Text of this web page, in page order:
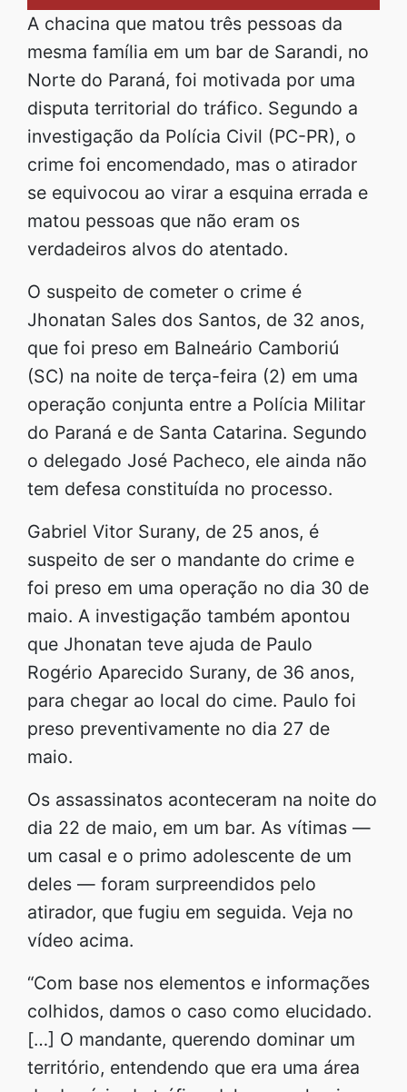
A chacina que matou três pessoas da
mesma família em um bar de Sarandi, no
Norte do Paraná, foi motivada por uma
disputa territorial do tráfico. Segundo a
investigação da Polícia Civil (PC-PR), o
crime foi encomendado, mas o atirador
se equivocou ao virar a esquina errada e
matou pessoas que não eram os
verdadeiros alvos do atentado.
O suspeito de cometer o crime é
Jhonatan Sales dos Santos, de 32 anos,
que foi preso em Balneário Camboriú
(SC) na noite de terça-feira (2) em uma
operação conjunta entre a Polícia Militar
do Paraná e de Santa Catarina. Segundo
o delegado José Pacheco, ele ainda não
tem defesa constituída no processo.
Gabriel Vitor Surany, de 25 anos, é
suspeito de ser o mandante do crime e
foi preso em uma operação no dia 30 de
maio. A investigação também apontou
que Jhonatan teve ajuda de Paulo
Rogério Aparecido Surany, de 36 anos,
para chegar ao local do cime. Paulo foi
preso preventivamente no dia 27 de
maio.
Os assassinatos aconteceram na noite do
dia 22 de maio, em um bar. As vítimas —
um casal e o primo adolescente de um
deles — foram surpreendidos pelo
atirador, que fugiu em seguida. Veja no
vídeo acima.
“Com base nos elementos e informações
colhidos, damos o caso como elucidado.
[…] O mandante, querendo dominar um
território, entendendo que era uma área